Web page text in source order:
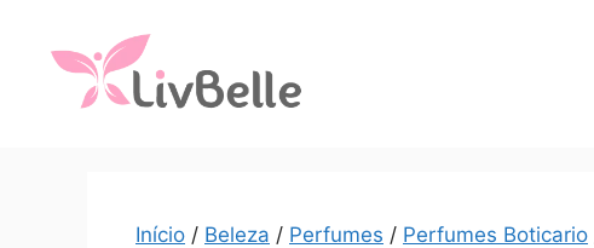
Início / Beleza / Perfumes / Perfumes Boticario